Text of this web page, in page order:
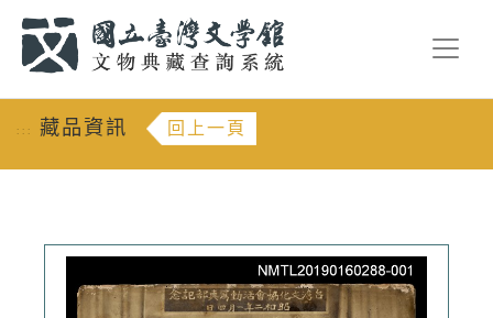
::: 藏品資訊 回上一頁